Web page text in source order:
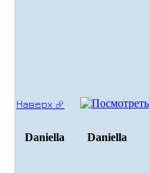
Наверх ⮵
Daniella Daniella